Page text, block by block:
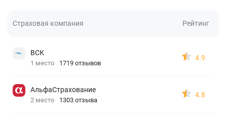
Страховая компания Рейтинг
ВСК
1 место 1719 отзывов
4.9
АльфаСтрахование
2 место 1303 отзыва
4.8